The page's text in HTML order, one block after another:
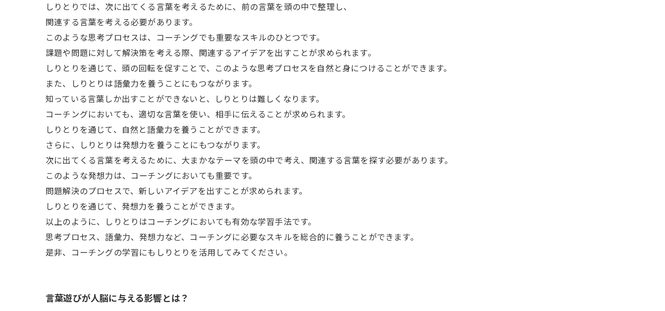
しりとりでは、次に出てくる言葉を考えるために、前の言葉を頭の中で整理し、
関連する言葉を考える必要があります。
このような思考プロセスは、コーチングでも重要なスキルのひとつです。
課題や問題に対して解決策を考える際、関連するアイデアを出すことが求められます。
しりとりを通じて、頭の回転を促すことで、このような思考プロセスを自然と身につけることができます。
また、しりとりは語彙力を養うことにもつながります。
知っている言葉しか出すことができないと、しりとりは難しくなります。
コーチングにおいても、適切な言葉を使い、相手に伝えることが求められます。
しりとりを通じて、自然と語彙力を養うことができます。
さらに、しりとりは発想力を養うことにもつながります。
次に出てくる言葉を考えるために、大まかなテーマを頭の中で考え、関連する言葉を探す必要があります。
このような発想力は、コーチングにおいても重要です。
問題解決のプロセスで、新しいアイデアを出すことが求められます。
しりとりを通じて、発想力を養うことができます。
以上のように、しりとりはコーチングにおいても有効な学習手法です。
思考プロセス、語彙力、発想力など、コーチングに必要なスキルを総合的に養うことができます。
是非、コーチングの学習にもしりとりを活用してみてください。
言葉遊びが人脳に与える影響とは？